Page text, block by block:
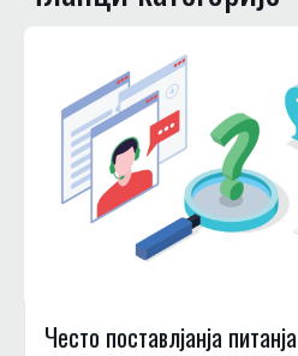
Често поставлjанjа питанjа